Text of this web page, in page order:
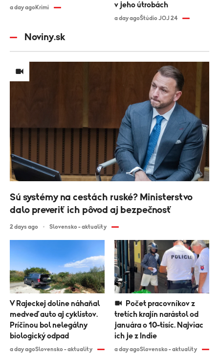
a day agoKrimi
v jeho útrobách
a day agoŠtúdio JOJ 24
Noviny.sk
V Rajeckej doline náhaňal
medveď auto aj cyklistov.
Príčinou bol nelegálny
biologický odpad
a day agoSlovensko - aktuality
tretích krajín narástol od
januára o 10-tisíc. Najviac
ich je z Indie
a day agoSlovensko - aktuality
Sú systémy na cestách ruské? Ministerstvo
dalo preveriť ich pôvod aj bezpečnosť
2 days ago Slovensko - aktuality